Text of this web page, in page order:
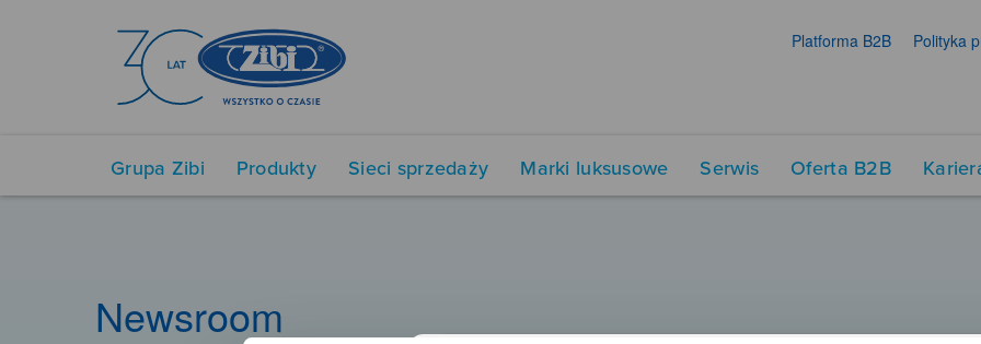
Platforma B2B Polityka
Grupa Zibi Produkty Sieci sprzedaży Marki luksusowe Serwis Oferta B2B
Newsroom